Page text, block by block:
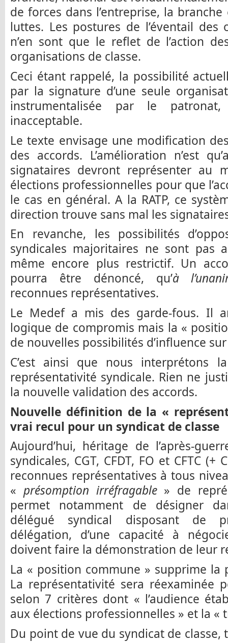
de forces dans l’entreprise, la
luttes. Les postures de l’éventail des
n’en sont que le reflet de l’action
organisations de classe.
Ceci étant rappelé, la possibilité
par la signature d’une seule
instrumentalisée par le
inacceptable.
Le texte envisage une modification
des accords. L’amélioration n’est
signataires devront représenter au
élections professionnelles pour que
le cas en général. A la RATP, ce
direction trouve sans mal les
En revanche, les possibilités
syndicales majoritaires ne sont pas
même encore plus restrictif. Un
pourra être dénoncé, qu’à
reconnues représentatives.
Le Medef a mis des garde-fous. Il
logique de compromis mais la «
de nouvelles possibilités d’influence
C’est ainsi que nous interprétons
représentativité syndicale. Rien ne
la nouvelle validation des accords.
Nouvelle définition de la «
vrai recul pour un syndicat de classe
Aujourd’hui, héritage de l’après-
syndicales, CGT, CFDT, FO et CFTC
reconnues représentatives à tous
« présomption irréfragable » de
permet notamment de désigner
délégué syndical disposant de
délégation, d’une capacité à
doivent faire la démonstration de leur
La « position commune » supprime
La représentativité sera réexaminée
selon 7 critères dont « l’audience
aux élections professionnelles » et la «
Du point de vue du syndicat de classe,